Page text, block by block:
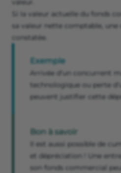
valeur.
Si la valeur actuelle du fonds
sa valeur nette comptable, une
constatée.
Exemple
Arrivée d'un concurrent
technologique ou perte
peuvent justifier cette
Bon à savoir
Il est aussi possible de
et dépréciation ! Une
son fonds commercial